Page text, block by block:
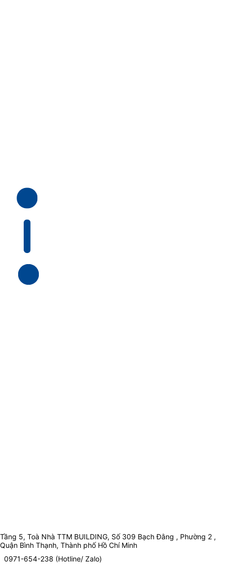
Tầng 5, Toà Nhà TTM BUILDING, Số 309 Bạch Đằng , Phường 2 ,
Quận Bình Thạnh, Thành phố Hồ Chí Minh
0971-654-238 (Hotline/ Zalo)